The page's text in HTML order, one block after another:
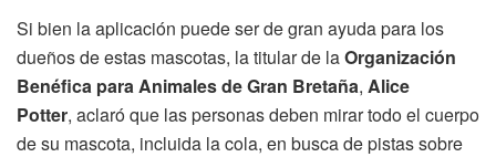
Si bien la aplicación puede ser de gran ayuda para los
dueños de estas mascotas, la titular de laOrganización
Benéfica para Animales de Gran Bretaña, Alice
Potter, aclaró que las personas deben mirar todo el cuerpo
de su mascota, incluida la cola, en busca de pistas sobre